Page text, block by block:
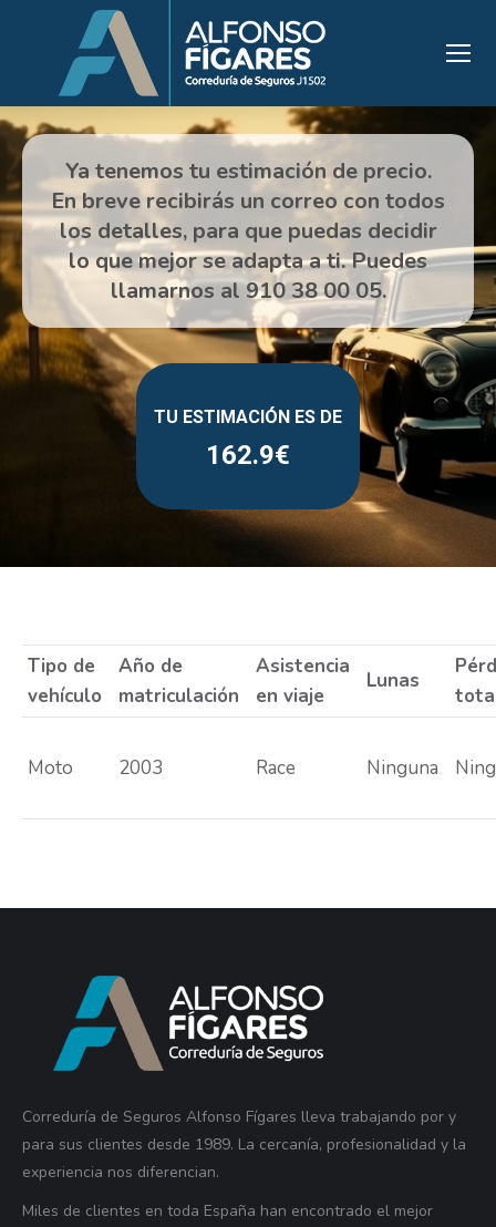
162.9
Estás aquí:
Tipo de
vehículo
Año de
matriculación
Asistencia
en viaje
Lunas
Moto 2003 Race Ninguna
Correduría de Seguros Alfonso Fígares lleva trabajando por y
para sus clientes desde 1989. La cercanía, profesionalidad y la
experiencia nos diferencian.
Miles de clientes en toda España han encontrado el mejor